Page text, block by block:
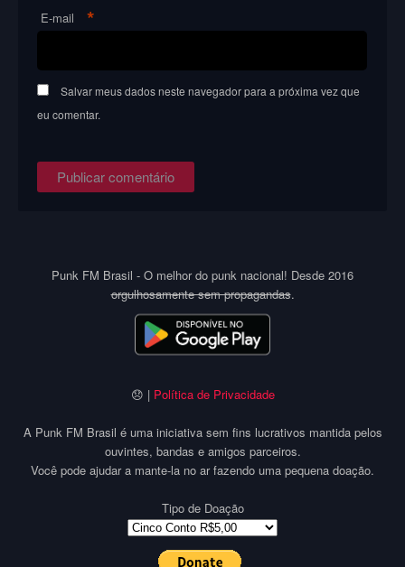
E-mail *
Salvar meus dados neste navegador para a próxima vez que
eu comentar.
Punk FM Brasil - O melhor do punk nacional! Desde 2016
orgulhosamente sem propagandas.
😞 | Política de Privacidade
A Punk FM Brasil é uma iniciativa sem fins lucrativos mantida pelos
ouvintes, bandas e amigos parceiros.
Você pode ajudar a mante-la no ar fazendo uma pequena doação.
Tipo de Doação